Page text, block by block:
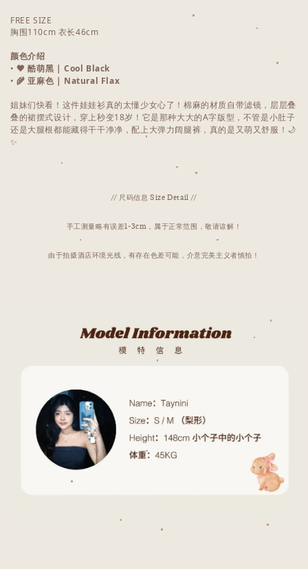
FREE SIZE
胸围110cm 衣长46cm
颜色介绍
•🖤 酷萌黑 | Cool Black
•🌾 亚麻色 | Natural Flax
姐妹们快看！这件娃娃衫真的太懂少女心了！棉麻的材质自带滤镜，层层叠
叠的裙摆式设计，穿上秒变18岁！它是那种大大的A字版型，不管是小肚子
还是大腿根都能藏得干干净净，配上大弹力阔腿裤，真的是又萌又舒服！🌙
✨
// 尺码信息 Size Detail //
手工测量略有误差1-3cm，属于正常范围，敬请谅解！
由于拍摄酒店环境光线，有存在色差可能，介意完美主义者慎拍！